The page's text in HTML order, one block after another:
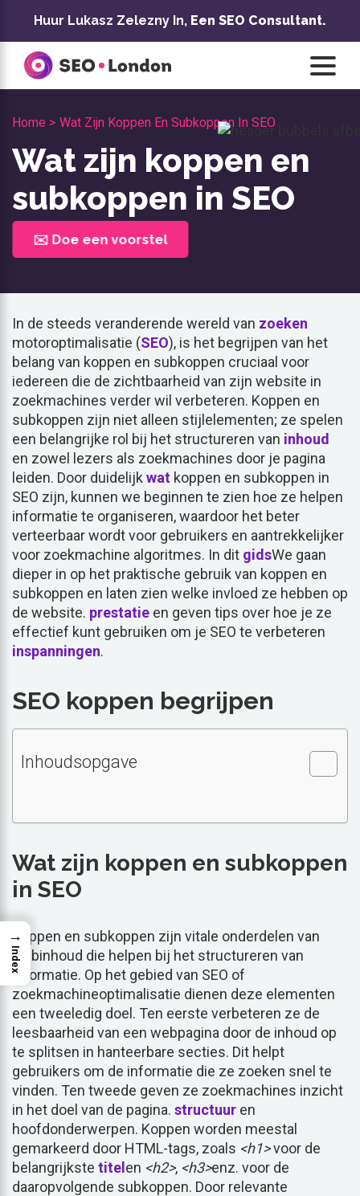
inhoud
Huur Lukasz Zelezny In, Een SEO Consultant.
Home > Wat Zijn Koppen En Subkoppen In SEO
Wat zijn koppen en
subkoppen in SEO
✉️ Doe een voorstel
In de steeds veranderende wereld van zoeken
motoroptimalisatie (SEO), is het begrijpen van het
belang van koppen en subkoppen cruciaal voor
iedereen die de zichtbaarheid van zijn website in
zoekmachines verder wil verbeteren. Koppen en
subkoppen zijn niet alleen stijlelementen; ze spelen
een belangrijke rol bij het structureren van inhoud
en zowel lezers als zoekmachines door je pagina
leiden. Door duidelijk wat koppen en subkoppen in
SEO zijn, kunnen we beginnen te zien hoe ze helpen
informatie te organiseren, waardoor het beter
verteerbaar wordt voor gebruikers en aantrekkelijker
voor zoekmachine algoritmes. In dit gidsWe gaan
dieper in op het praktische gebruik van koppen en
subkoppen en laten zien welke invloed ze hebben op
de website. prestatie en geven tips over hoe je ze
effectief kunt gebruiken om je SEO te verbeteren
inspanningen.
SEO koppen begrijpen
Inhoudsopgave
Wat zijn koppen en subkoppen
in SEO
Koppen en subkoppen zijn vitale onderdelen van
webinhoud die helpen bij het structureren van
informatie. Op het gebied van SEO of
zoekmachineoptimalisatie dienen deze elementen
een tweeledig doel. Ten eerste verbeteren ze de
leesbaarheid van een webpagina door de inhoud op
te splitsen in hanteerbare secties. Dit helpt
gebruikers om de informatie die ze zoeken snel te
vinden. Ten tweede geven ze zoekmachines inzicht
in het doel van de pagina. structuur en
hoofdonderwerpen. Koppen worden meestal
gemarkeerd door HTML-tags, zoals <h1>voor de
belangrijkste titel en <h2>, <h3>enz. voor de
daaropvolgende subkoppen. Door relevante
→
Index